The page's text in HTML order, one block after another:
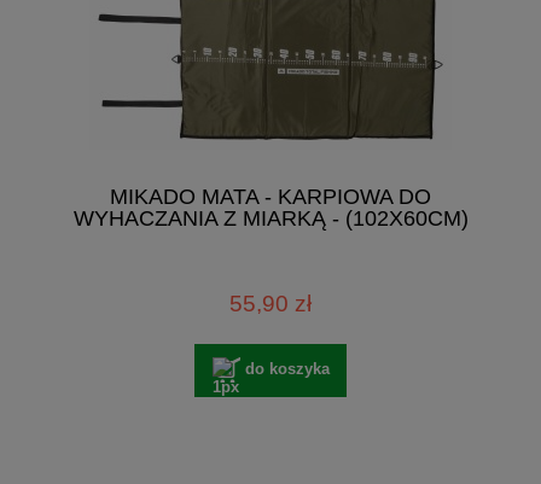
MIKADO MATA - KARPIOWA DO
WYHACZANIA Z MIARKĄ - (102X60CM)
55,90 zł
do koszyka